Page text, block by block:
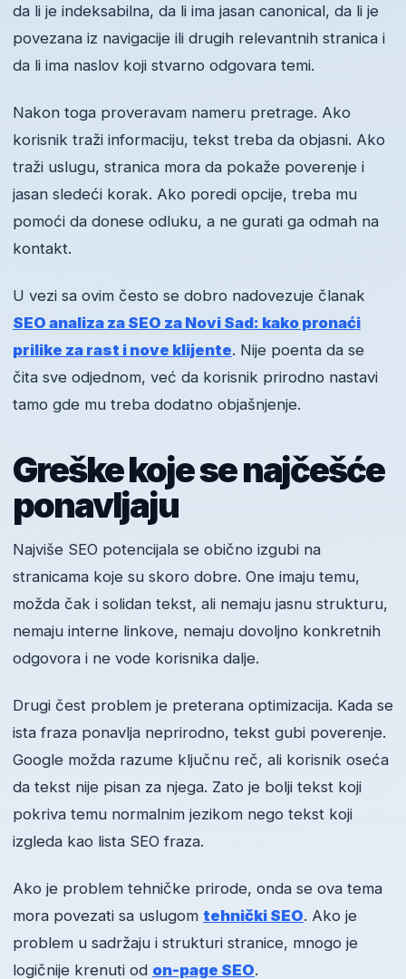
da li je indeksabilna, da li ima jasan canonical, da li je
povezana iz navigacije ili drugih relevantnih stranica i
da li ima naslov koji stvarno odgovara temi.
Nakon toga proveravam nameru pretrage. Ako
korisnik traži informaciju, tekst treba da objasni. Ako
traži uslugu, stranica mora da pokaže poverenje i
jasan sledeći korak. Ako poredi opcije, treba mu
pomoći da donese odluku, a ne gurati ga odmah na
kontakt.
U vezi sa ovim često se dobro nadovezuje članak
SEO analiza za SEO za Novi Sad: kako pronaći
prilike za rast i nove klijente. Nije poenta da se
čita sve odjednom, već da korisnik prirodno nastavi
tamo gde mu treba dodatno objašnjenje.
Greške koje se najčešće
ponavljaju
Najviše SEO potencijala se obično izgubi na
stranicama koje su skoro dobre. One imaju temu,
možda čak i solidan tekst, ali nemaju jasnu strukturu,
nemaju interne linkove, nemaju dovoljno konkretnih
odgovora i ne vode korisnika dalje.
Drugi čest problem je preterana optimizacija. Kada se
ista fraza ponavlja neprirodno, tekst gubi poverenje.
Google možda razume ključnu reč, ali korisnik oseća
da tekst nije pisan za njega. Zato je bolji tekst koji
pokriva temu normalnim jezikom nego tekst koji
izgleda kao lista SEO fraza.
Ako je problem tehničke prirode, onda se ova tema
mora povezati sa uslugom tehnički SEO. Ako je
problem u sadržaju i strukturi stranice, mnogo je
logičnije krenuti od on-page SEO.